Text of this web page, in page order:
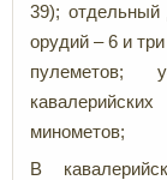
39);
орудий – 6 и
пулеметов;
минометов;
В